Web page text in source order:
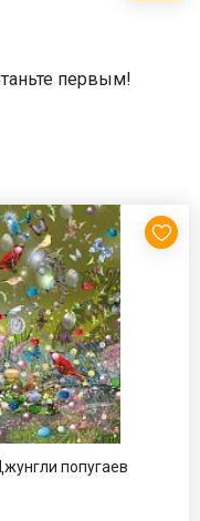
первым!
попугаев